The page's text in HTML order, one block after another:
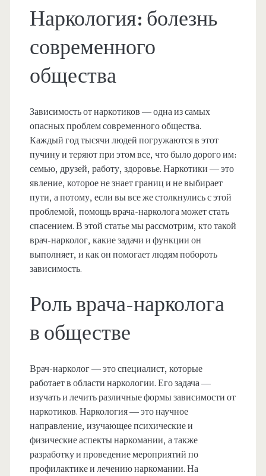
Наркология: болезнь
современного
общества
Зависимость от наркотиков — одна из самых
опасных проблем современного общества.
Каждый год тысячи людей погружаются в этот
пучину и теряют при этом все, что было дорого им:
семью, друзей, работу, здоровье. Наркотики — это
явление, которое не знает границ и не выбирает
пути, а потому, если вы все же столкнулись с этой
проблемой, помощь врача-нарколога может стать
спасением. В этой статье мы рассмотрим, кто такой
врач-нарколог, какие задачи и функции он
выполняет, и как он помогает людям побороть
зависимость.
Роль врача-нарколога
в обществе
Врач-нарколог — это специалист, которые
работает в области наркологии. Его задача —
изучать и лечить различные формы зависимости от
наркотиков. Наркология — это научное
направление, изучающее психические и
физические аспекты наркомании, а также
разработку и проведение мероприятий по
профилактике и лечению наркомании. На